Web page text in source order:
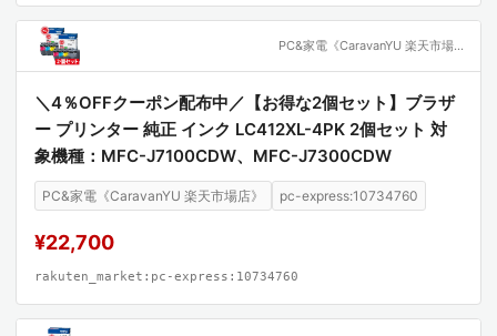
PC&家電《CaravanYU 楽天市場店》
＼4％OFFクーポン配布中／【お得な2個セット】ブラザ
ー プリンター 純正 インク LC412XL-4PK 2個セット 対
象機種：MFC-J7100CDW、MFC-J7300CDW
PC&家電《CaravanYU 楽天市場店》 pc-express:10734760
¥22,700
rakuten_market:pc-express:10734760